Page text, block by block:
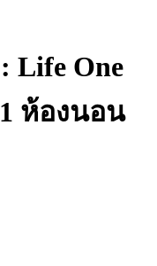
Life One
1 ห้องนอน